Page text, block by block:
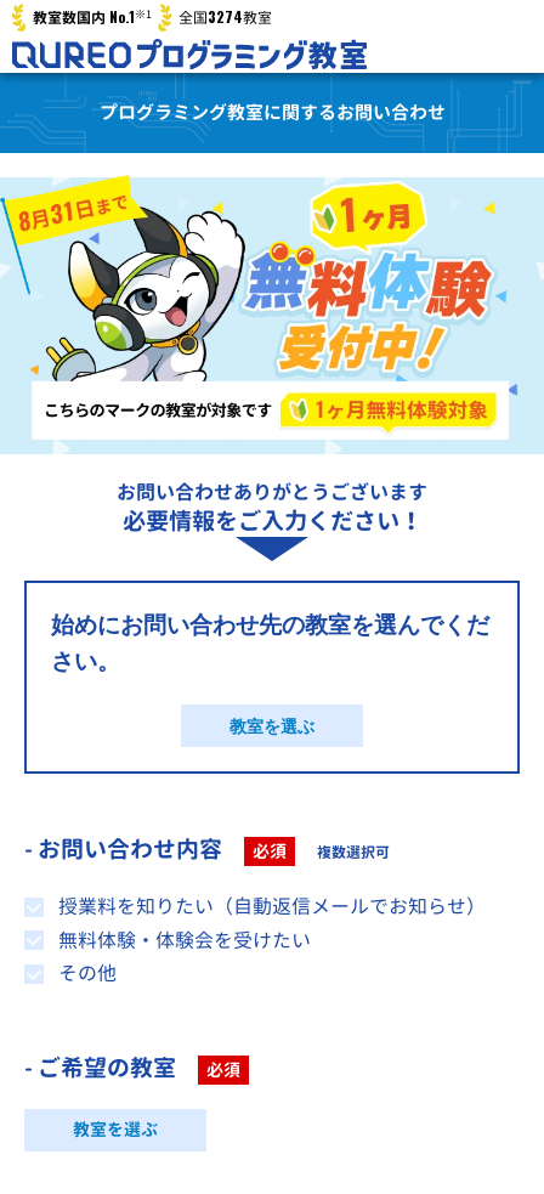
教室数国内 No.1※1 全国3274教室
プログラミング教室に関するお問い合わせ
お問い合わせありがとうございます
必要情報をご入力ください！
始めにお問い合わせ先の教室を選んでくだ
さい。
教室を選ぶ
- お問い合わせ内容 必須 複数選択可
授業料を知りたい（自動返信メールでお知らせ）
無料体験・体験会を受けたい
その他
- ご希望の教室 必須
教室を選ぶ